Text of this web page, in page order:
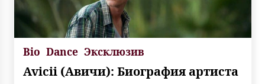
Bio Dance Эксклюзив
Avicii (Авичи): Биография артиста